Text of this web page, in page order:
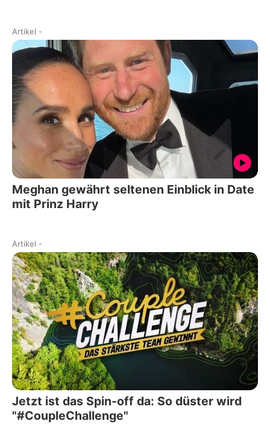
Artikel -
Meghan gewährt seltenen Einblick in Date
mit Prinz Harry
Artikel -
Jetzt ist das Spin-off da: So düster wird
"#CoupleChallenge"